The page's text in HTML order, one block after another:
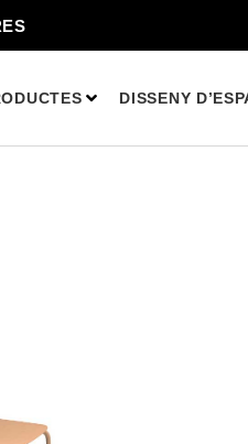
DISSENY